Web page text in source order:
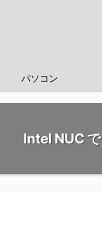
パソコン
Intel NUC